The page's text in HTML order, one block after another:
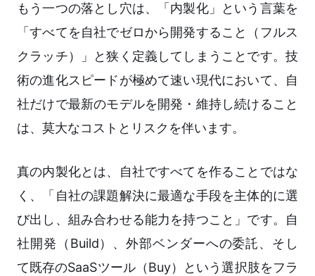
もう一つの落とし穴は、「内製化」という言葉を
「すべてを自社でゼロから開発すること（フルス
クラッチ）」と狭く定義してしまうことです。技
術の進化スピードが極めて速い現代において、自
社だけで最新のモデルを開発・維持し続けること
は、莫大なコストとリスクを伴います。
真の内製化とは、自社ですべてを作ることではな
く、「自社の課題解決に最適な手段を主体的に選
び出し、組み合わせる能力を持つこと」です。自
社開発（Build）、外部ベンダーへの委託、そし
て既存のSaaSツール（Buy）という選択肢をフラ